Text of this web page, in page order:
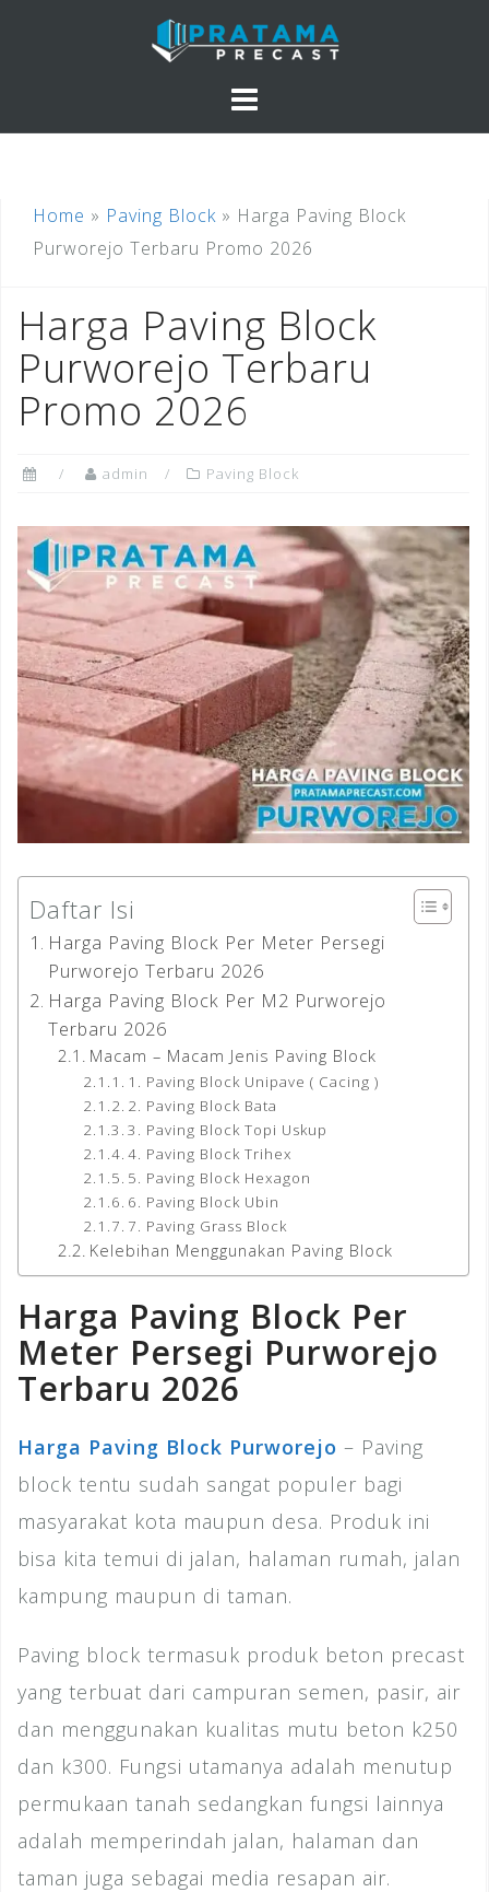
Home » Paving Block » Harga Paving Block
Purworejo Terbaru Promo 2026
Harga Paving Block
Purworejo Terbaru
Promo 2026
admin Paving Block
Daftar Isi
Harga Paving Block Per Meter Persegi
Purworejo Terbaru 2026
Harga Paving Block Per M2 Purworejo
Terbaru 2026
Macam – Macam Jenis Paving Block
1. Paving Block Unipave ( Cacing )
2. Paving Block Bata
3. Paving Block Topi Uskup
4. Paving Block Trihex
5. Paving Block Hexagon
6. Paving Block Ubin
7. Paving Grass Block
Kelebihan Menggunakan Paving Block
Harga Paving Block Per
Meter Persegi Purworejo
Terbaru 2026
Harga Paving Block Purworejo – Paving
block tentu sudah sangat populer bagi
masyarakat kota maupun desa. Produk ini
bisa kita temui di jalan, halaman rumah, jalan
kampung maupun di taman.
Paving block termasuk produk beton precast
yang terbuat dari campuran semen, pasir, air
dan menggunakan kualitas mutu beton k250
dan k300. Fungsi utamanya adalah menutup
permukaan tanah sedangkan fungsi lainnya
adalah memperindah jalan, halaman dan
taman juga sebagai media resapan air.